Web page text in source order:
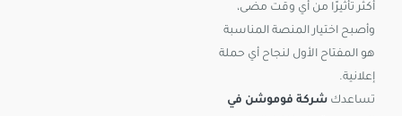
أكثر تأثيرًا من أي وقت مضى،
وأصبح اختيار المنصة المناسبة
هو المفتاح الأول لنجاح أي حملة
إعلانية.
تساعدك شركة فوموشن في